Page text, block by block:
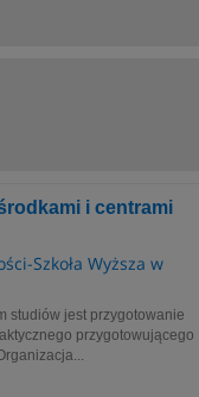
i centrami
Szkoła Wyższa w
studiów jest przygotowanie
przygotowującego